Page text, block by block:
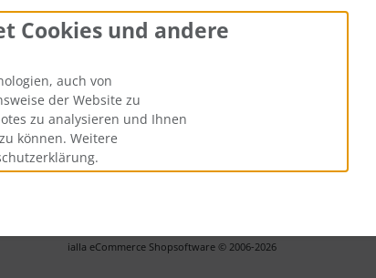
. Die durchgestrichenen Preise entsprechen
ialla eCommerce Shopsoftware © 2006-2026
Cookies und andere
auch von
der Website zu
zu analysieren und Ihnen
können. Weitere